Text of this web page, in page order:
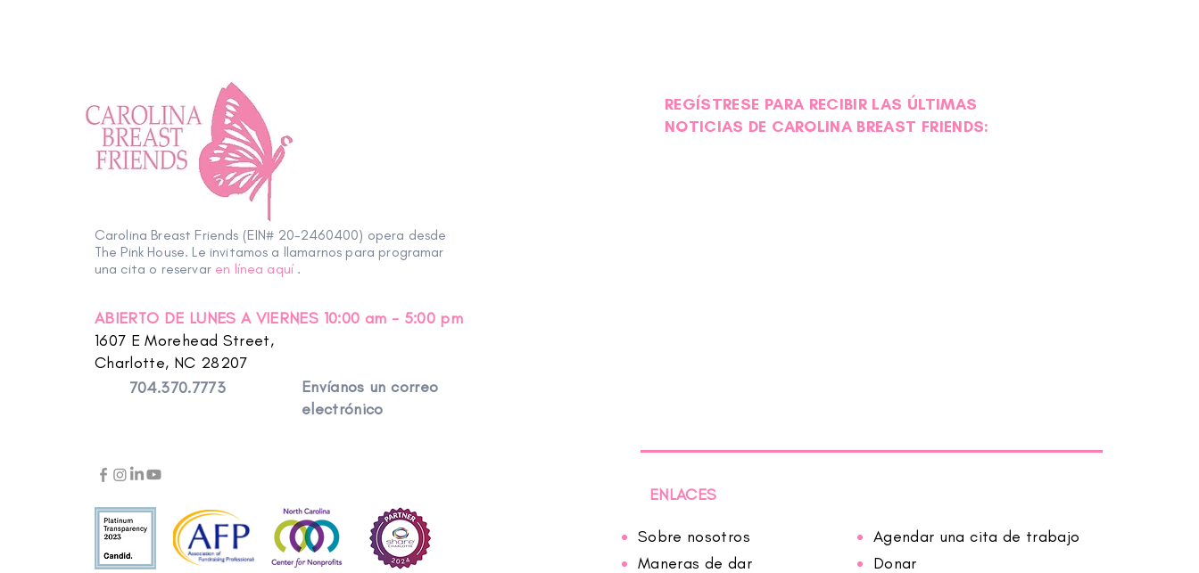
Carolina Breast Friends (EIN# 20-2460400) opera desde
The Pink House. Le invitamos a llamarnos para programar
una cita o reservar en línea aquí .
ABIERTO DE LUNES A VIERNES 10:00 am - 5:00 pm
1607 E Morehead Street,
Charlotte, NC 28207
704.370.7773
Envíanos un correo
electrónico
REGÍSTRESE PARA RECIBIR LAS ÚLTIMAS
NOTICIAS DE CAROLINA BREAST FRIENDS:
ENLACES
Sobre nosotros
Maneras de dar
Agendar una cita de trabajo
Donar